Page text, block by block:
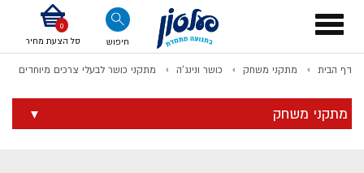
Toggle
navigation
חיפוש סל הצעת מחיר
דף הבית מתקני משחק כושר ונינג'ה מתקני כושר לבעלי צרכים מיוחדים
מתקני משחק